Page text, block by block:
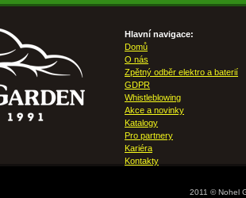
Hlavní navigace:
Domů
O nás
Zpětný odběr elektro a baterií
GDPR
Whistleblowing
Akce a novinky
Katalogy
Pro partnery
Kariéra
Kontakty
2011 © Nohel